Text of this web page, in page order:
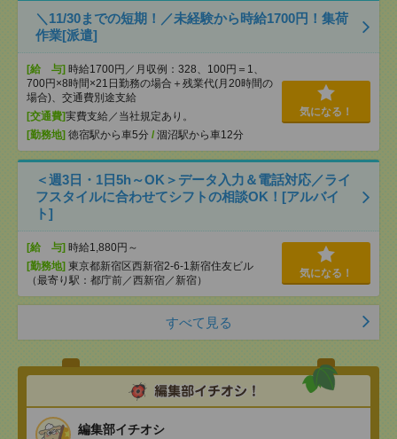
＼11/30までの短期！／未経験から時給1700円！集荷
作業[派遣]
[給 与] 時給1700円／月収例：328、100円＝1、
700円×8時間×21日勤務の場合＋残業代(月20時間の
場合)、交通費別途支給
[交通費]実費支給／当社規定あり。
[勤務地] 徳宿駅から車5分 / 涸沼駅から車12分
気になる！
＜週3日・1日5h～OK＞データ入力＆電話対応／ライ
フスタイルに合わせてシフトの相談OK！[アルバイ
ト]
[給 与] 時給1,880円～
[勤務地] 東京都新宿区西新宿2-6-1新宿住友ビル
（最寄り駅：都庁前／西新宿／新宿）
気になる！
すべて見る
編集部イチオシ